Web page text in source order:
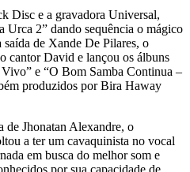
Disc e a gravadora Universal,
2” dando sequência o mágico
de Xande De Pilares, o
cantor David e lançou os álbuns
e “O Bom Samba Continua –
produzidos por Bira Haway
de Jhonatan Alexandre, o
a ter um cavaquinista no vocal
em busca do melhor som e
por sua capacidade de